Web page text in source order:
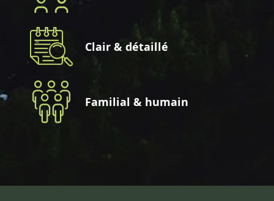
Clair & détaillé
Familial & humain